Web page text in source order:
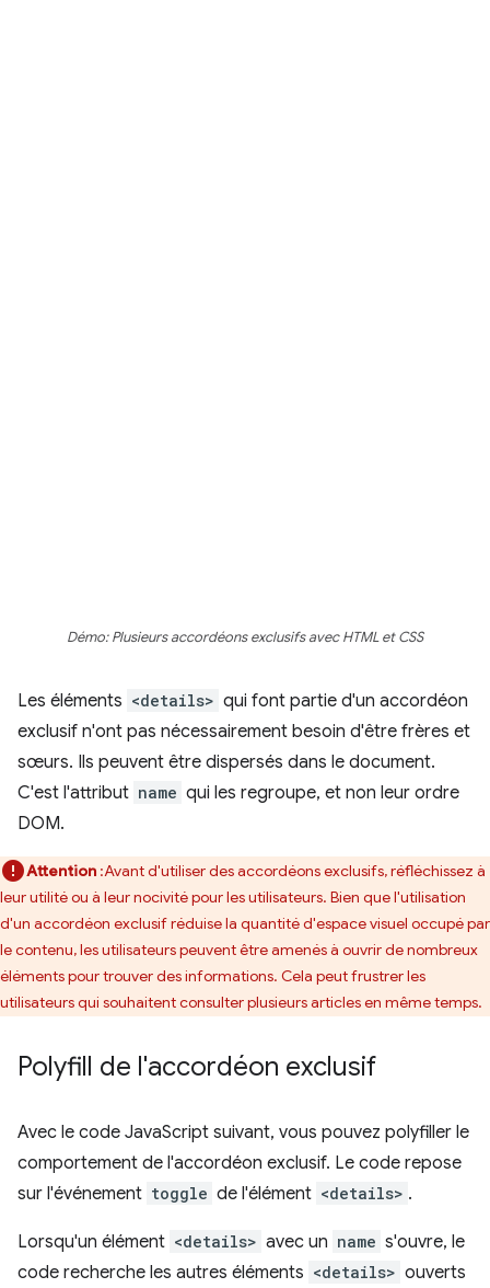
Démo: Plusieurs accordéons exclusifs avec HTML et CSS
Les éléments <details> qui font partie d'un accordéon
exclusif n'ont pas nécessairement besoin d'être frères et
sœurs. Ils peuvent être dispersés dans le document.
C'est l'attribut name qui les regroupe, et non leur ordre
DOM.
Attention :Avant d'utiliser des accordéons exclusifs, réfléchissez à
leur utilité ou à leur nocivité pour les utilisateurs. Bien que l'utilisation
d'un accordéon exclusif réduise la quantité d'espace visuel occupé par
le contenu, les utilisateurs peuvent être amenés à ouvrir de nombreux
éléments pour trouver des informations. Cela peut frustrer les
utilisateurs qui souhaitent consulter plusieurs articles en même temps.
Polyfill de l'accordéon exclusif
Avec le code JavaScript suivant, vous pouvez polyfiller le
comportement de l'accordéon exclusif. Le code repose
sur l'événement toggle de l'élément <details> .
Lorsqu'un élément <details> avec un name s'ouvre, le
code recherche les autres éléments <details> ouverts